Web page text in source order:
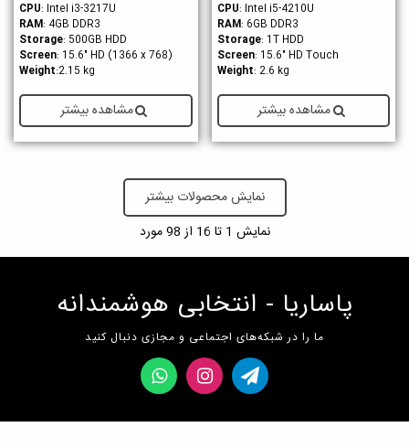
CPU: Intel i5-4210U
RAM: 6GB DDR3
Storage: 1T HDD
Screen: 15.6" HD Touch
Weight: 2.6 kg
مشاهده بیشتر
CPU: Intel i3-3217U
RAM: 4GB DDR3
Storage: 500GB HDD
Screen: 15.6" HD (1366 x 768)
Weight:2.15 kg
مشاهده بیشتر
نمایش محصولات بیشتر
نمایش 1 تا 16 از 98 مورد
پاساریا - انتخابی هوشمندانه
ما را در شبکه‌های اجتماعی و مجازی دنبال کنید